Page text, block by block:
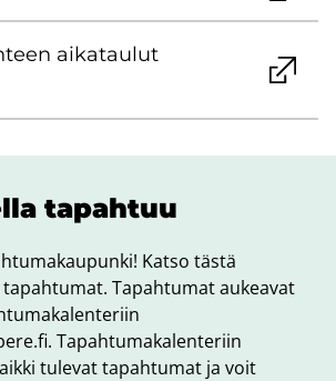
ai­ka­tau­lut
ta­pah­tuu
Katso tästä
Tapahtumat aukeavat
Tapahtumakalenteriin
tulevat tapahtumat ja voit